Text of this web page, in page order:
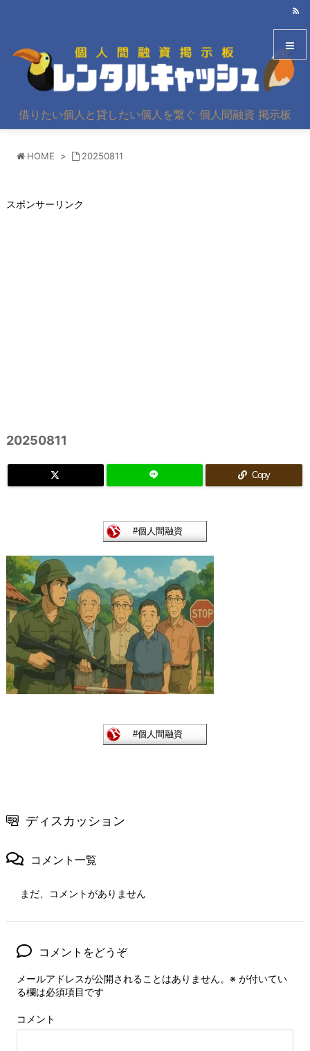
借りたい個人と貸したい個人を繋ぐ 個人間融資 掲示板
HOME > 20250811
スポンサーリンク
20250811
Copy
ディスカッション
コメント一覧
まだ、コメントがありません
コメントをどうぞ
メールアドレスが公開されることはありません。 ※ が付いてい
る欄は必須項目です
コメント